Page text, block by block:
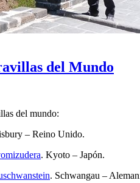
del Mundo
del mundo:
– Reino Unido.
. Kyoto – Japón.
. Schwangau –